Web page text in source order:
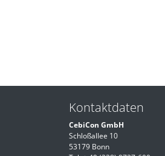
Kontaktdaten
CebiCon GmbH
Schloßallee 10
53179 Bonn